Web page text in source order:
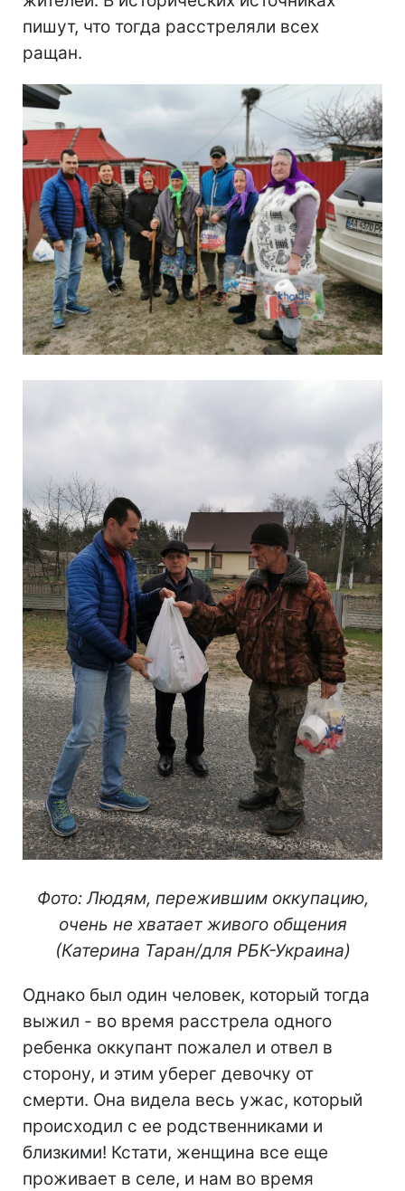
пишут, что тогда расстреляли всех
ращан.
Фото: Людям, пережившим оккупацию,
очень не хватает живого общения
(Катерина Таран/для РБК-Украина)
Однако был один человек, который тогда
выжил - во время расстрела одного
ребенка оккупант пожалел и отвел в
сторону, и этим уберег девочку от
смерти. Она видела весь ужас, который
происходил с ее родственниками и
близкими! Кстати, женщина все еще
проживает в селе, и нам во время